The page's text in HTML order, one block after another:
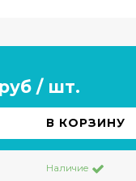
/ шт.
В КОРЗИНУ
Наличие